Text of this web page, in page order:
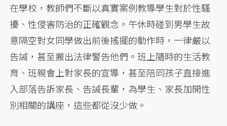
在學校，教師們不斷以真實案例教導學生對於性騷
擾、性侵害防治的正確觀念。午休時碰到男學生故
意隔空對女同學做出前後搖擺的動作時，一律嚴以
告誡，甚至搬出法律警告他們。班上隨時的生活教
育、班親會上對家長的宣導，甚至陪同孩子直接進
入部落告訴家長、告誡長輩，為學生、家長加開性
別相關的講座，這些都從沒少做。